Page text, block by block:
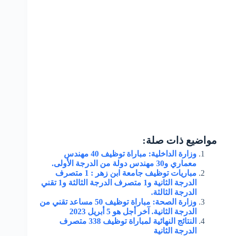
مواضيع ذات صلة:
وزارة الداخلية: مباراة توظيف 40 مهندس
معماري و30 مهندس دولة من الدرجة الأولى.
مباريات توظيف جامعة ابن زهر : 1 متصرف
الدرجة الثانية و1 متصرف الدرجة الثالثة و1 تقني
الدرجة الثالثة.
وزارة الصحة: مباراة توظيف 50 مساعد تقني من
الدرجة الثانية. آخر أجل هو 5 أبريل 2023
النتائج النهائية لمباراة توظيف 338 متصرف
الدرجة الثانية